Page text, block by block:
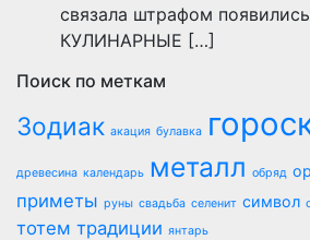
связала штрафом
КУЛИНАРНЫЕ […]
Поиск по меткам
Зодиак акация булавка
древесина календарь металл обряд
приметы руны свадьба селенит символ
тотем традиции янтарь